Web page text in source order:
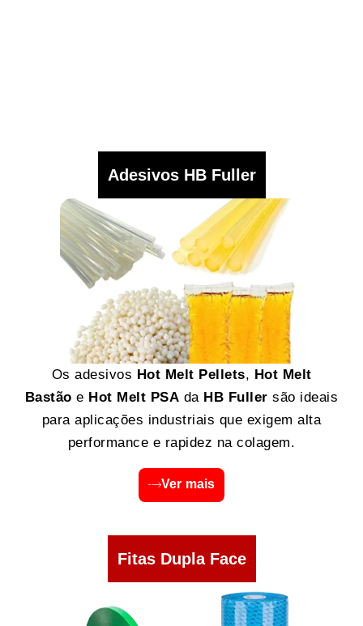
Adesivos HB Fuller
Os adesivos Hot Melt Pellets, Hot Melt
Bastão e Hot Melt PSA da HB Fuller são ideais
para aplicações industriais que exigem alta
performance e rapidez na colagem.
Ver mais
Fitas Dupla Face